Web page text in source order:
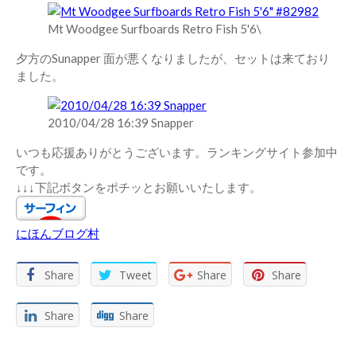
Mt Woodgee Surfboards Retro Fish 5'6\
夕方のSunapper 面が悪くなりましたが、セットは来ており
ました。
2010/04/28 16:39 Snapper
いつも応援ありがとうございます。ランキングサイト参加中
です。
↓↓↓下記ボタンをポチッとお願いいたします。
にほんブログ村
Share Tweet Share Share
Share Share